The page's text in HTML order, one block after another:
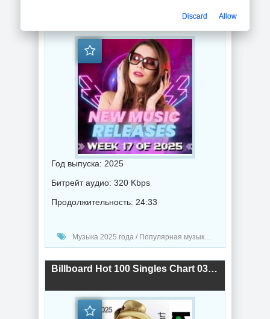
Год выпуска: 2025
Битрейт аудио: 320 Kbps
Продолжительность: 24:33
Музыка 2025 года / Популярная музыка / Рок - альтернативная музыка / Рэп - хип хоп музыка / Поп музыка / Танцевальная музыка / Сборник музыка / RnB music / Hip-Hop music
Billboard Hot 100 Singles Chart 03.05.2025 (2025) торрент
Discard Allow